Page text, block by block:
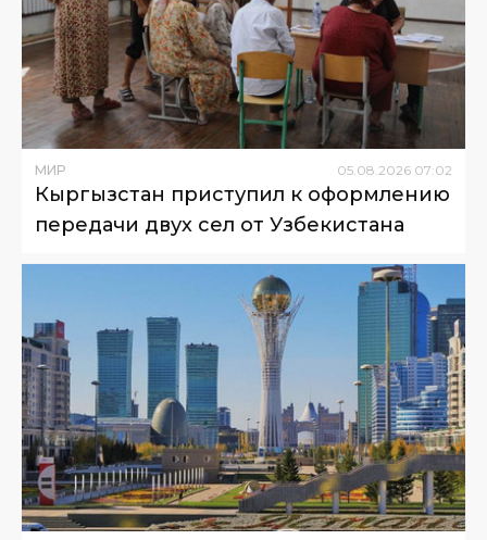
МИР 05.08.2026 07:02
Кыргызстан приступил к оформлению
передачи двух сел от Узбекистана